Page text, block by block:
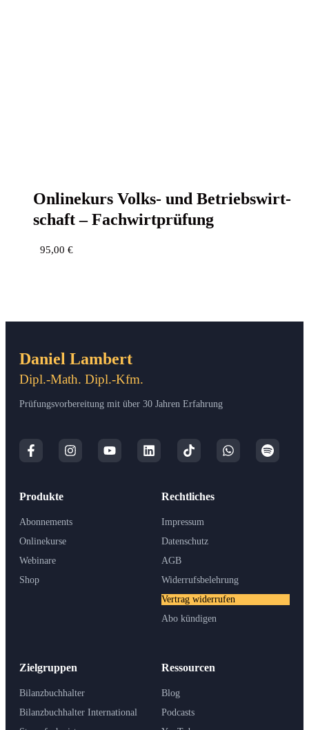
Online­kurs Volks- und Betriebs­wirt­
schaft – Fachwirtprüfung
95,00 €
Daniel Lambert
Dipl.-Math. Dipl.-Kfm.
Prüfungsvorbereitung mit über 30 Jahren Erfahrung
Produkte
Abonnements
Onlinekurse
Webinare
Shop
Zielgruppen
Bilanzbuchhalter
Bilanzbuchhalter International
Ressourcen
Blog
Podcasts
Rechtliches
Impressum
Datenschutz
AGB
Widerrufsbelehrung
Vertrag widerrufen
Abo kündigen